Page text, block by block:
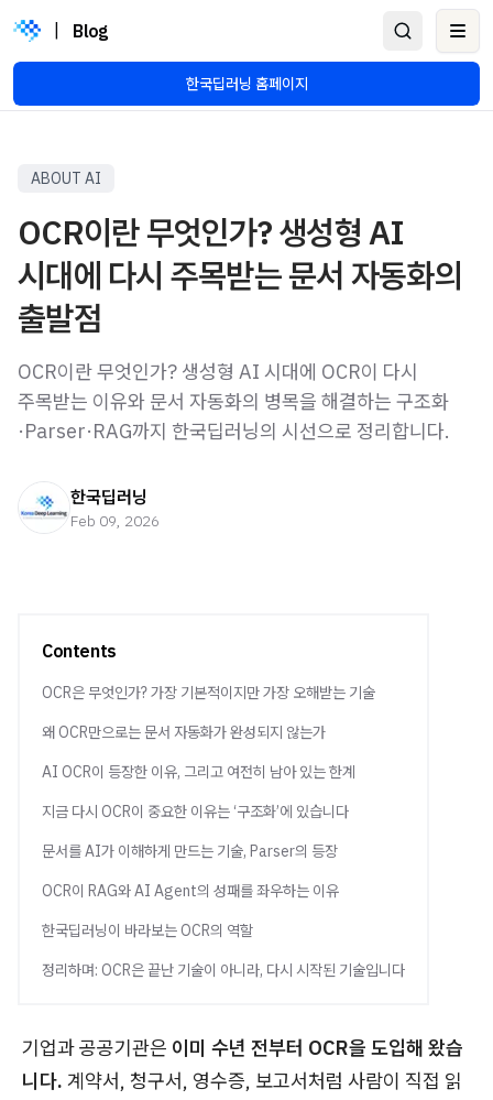
Blog
한국딥러닝 홈페이지
ABOUT AI
OCR이란 무엇인가? 생성형 AI
시대에 다시 주목받는 문서 자동화의
출발점
OCR이란 무엇인가? 생성형 AI 시대에 OCR이 다시
주목받는 이유와 문서 자동화의 병목을 해결하는 구조화
·Parser·RAG까지 한국딥러닝의 시선으로 정리합니다.
한국딥러닝
Feb 09, 2026
Contents
OCR은 무엇인가? 가장 기본적이지만 가장 오해받는 기술
왜 OCR만으로는 문서 자동화가 완성되지 않는가
AI OCR이 등장한 이유, 그리고 여전히 남아 있는 한계
지금 다시 OCR이 중요한 이유는 ‘구조화’에 있습니다
문서를 AI가 이해하게 만드는 기술, Parser의 등장
OCR이 RAG와 AI Agent의 성패를 좌우하는 이유
한국딥러닝이 바라보는 OCR의 역할
정리하며: OCR은 끝난 기술이 아니라, 다시 시작된 기술입니다
기업과 공공기관은 이미 수년 전부터 OCR을 도입해 왔습
니다. 계약서, 청구서, 영수증, 보고서처럼 사람이 직접 읽